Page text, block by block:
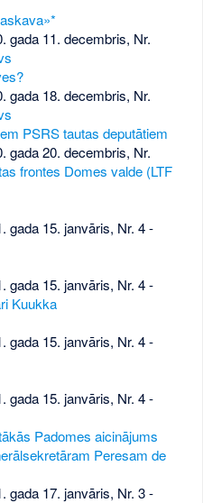
gada 11. decembris, Nr.
gada 18. decembris, Nr.
PSRS tautas deputātiem
gada 20. decembris, Nr.
frontes Domes valde (LTF
gada 15. janvāris, Nr. 4-
gada 15. janvāris, Nr. 4-
Kuukka
gada 15. janvāris, Nr. 4-
gada 15. janvāris, Nr. 4-
Padomes aicinājums
Peresam de
gada 17. janvāris, Nr. 3-